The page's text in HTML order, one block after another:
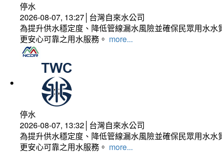
停水
2026-08-07, 13:27│台灣自來水公司
為提升供水穩定度、降低管線漏水風險並確保民眾用水
更安心可靠之用水服務。 more...
停水
2026-08-07, 13:32│台灣自來水公司
為提升供水穩定度、降低管線漏水風險並確保民眾用水
更安心可靠之用水服務。 more...